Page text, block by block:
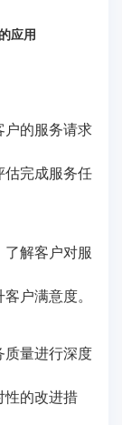
应用
户的服务请求
估完成服务任
解客户对服
户满意度。
质量进行深度
性的改进措